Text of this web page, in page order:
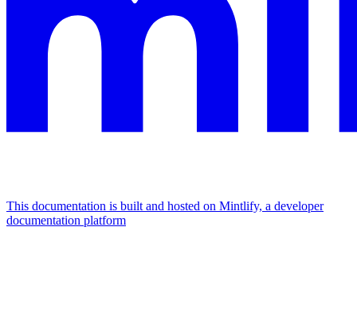
This documentation is built and hosted on Mintlify, a developer
documentation platform